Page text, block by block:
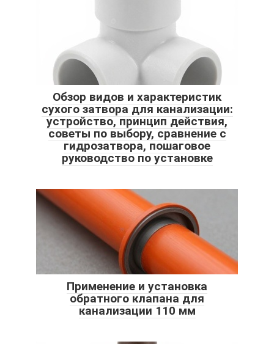
Обзор видов и характеристик
сухого затвора для канализации:
устройство, принцип действия,
советы по выбору, сравнение с
гидрозатвора, пошаговое
руководство по установке
Применение и установка
обратного клапана для
канализации 110 мм